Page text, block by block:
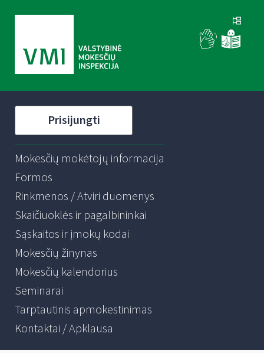
Prisijungti
Mokesčių mokėtojų informacija
Formos
Rinkmenos / Atviri duomenys
Skaičiuoklės ir pagalbininkai
Sąskaitos ir įmokų kodai
Mokesčių žinynas
Mokesčių kalendorius
Seminarai
Tarptautinis apmokestinimas
Kontaktai / Apklausa